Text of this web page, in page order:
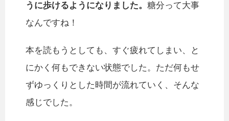
うに歩けるようになりました。 糖分って大事
なんですね！
本を読もうとしても、すぐ疲れてしまい、と
にかく何もできない状態でした。ただ何もせ
ずゆっくりとした時間が流れていく、そんな
感じでした。